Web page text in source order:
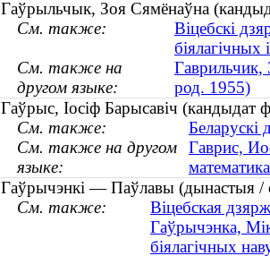
Гаўрыльчык, Зоя Сямёнаўна
См. также:
Віцебскі
біялагічных
См. также на
другом языке:
Гаврильчик,
род. 1955)
Гаўрыс, Іосіф Барысавіч
См. также:
Беларускі
См. также на другом
языке:
Гаврис,
Гаўрычэнкі — Паўлавы (дынастыя /
См. также:
Віцебская
Гаўрычэнка,
біялагічных